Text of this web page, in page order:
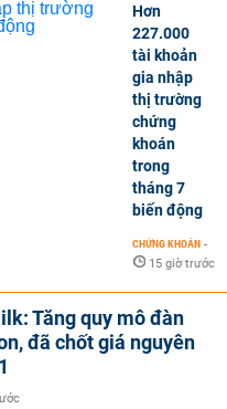
Hơn
227.000
tài khoản
gia nhập
thị trường
chứng
khoán
trong
tháng 7
biến động
CHỨNG KHOÁN -
15 giờ trước
Tăng quy mô đàn
đã chốt giá nguyên